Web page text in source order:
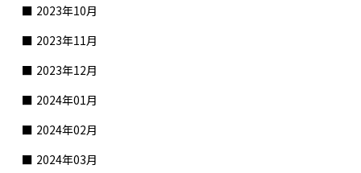
2023年10月
2023年11月
2023年12月
2024年01月
2024年02月
2024年03月